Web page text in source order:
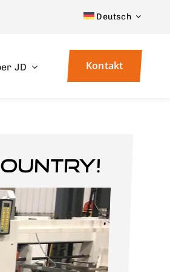
Deutsch
JD Kontakt